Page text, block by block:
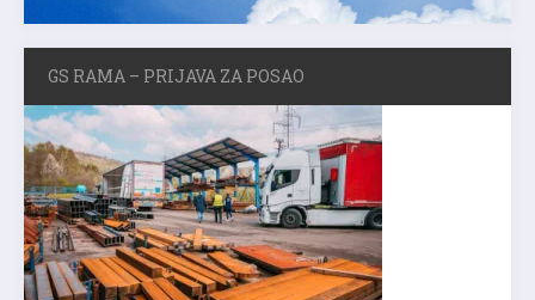
GS RAMA – PRIJAVA ZA POSAO